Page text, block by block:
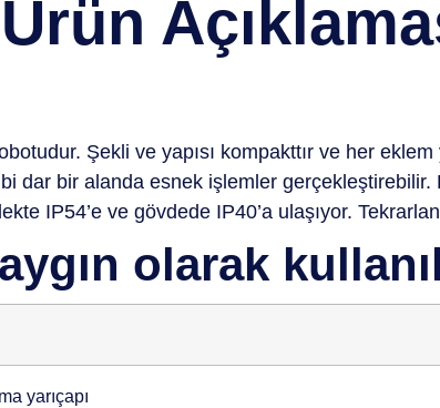
Ürün
Şekli ve yapısı kompakttır ve her
dar bir alanda esnek işlemler
IP54’e ve gövdede IP40’a ulaşıyor.
olarak
yarıçapı